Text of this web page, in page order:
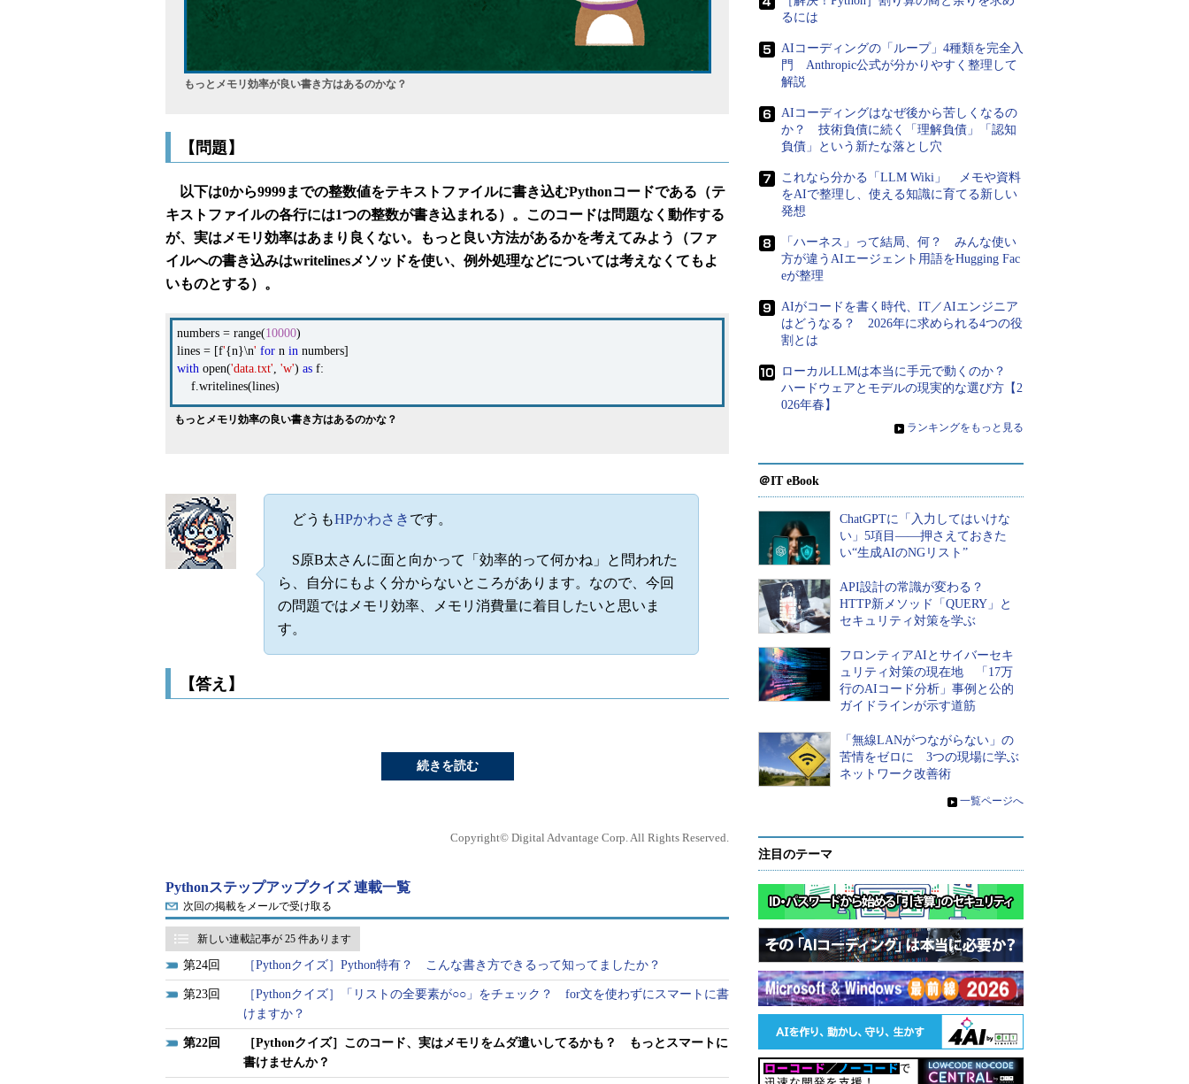
もっとメモリ効率が良い書き方はあるのかな？
【問題】
以下は0から9999までの整数値をテキストファイルに書き込むPythonコードである（テ
キストファイルの各行には1つの整数が書き込まれる）。このコードは問題なく動作する
が、実はメモリ効率はあまり良くない。もっと良い方法があるかを考えてみよう（ファ
イルへの書き込みはwritelinesメソッドを使い、例外処理などについては考えなくてもよ
いものとする）。
numbers = range(10000)
lines = [f'{n}\n' for n in numbers]
with open('data.txt', 'w') as f:
f.writelines(lines)
もっとメモリ効率の良い書き方はあるのかな？
どうもHPかわさき です。
S原B太さんに面と向かって「効率的って何かね」と問われた
ら、自分にもよく分からないところがあります。なので、今回
の問題ではメモリ効率、メモリ消費量に着目したいと思いま
す。
【答え】
続きを読む
Copyright© Digital Advantage Corp. All Rights Reserved.
Pythonステップアップクイズ 連載一覧
次回の掲載をメールで受け取る
新しい連載記事が 25 件あります
24 ［Pythonクイズ］Python特有？ こんな書き方できるって知ってましたか？
23
［Pythonクイズ］「リストの全要素が○○」をチェック？ for文を使わずにスマートに書
けますか？
22
［Pythonクイズ］このコード、実はメモリをムダ遣いしてるかも？ もっとスマートに
書けませんか？
るには
AIコーディングの「ループ」4種類を完全入
門 Anthropic公式が分かりやすく整理して
解説
AIコーディングはなぜ後から苦しくなるの
か？ 技術負債に続く「理解負債」「認知
負債」という新たな落とし穴
これなら分かる「LLM Wiki」 メモや資料
をAIで整理し、使える知識に育てる新しい
発想
「ハーネス」って結局、何？ みんな使い
方が違うAIエージェント用語をHugging Fac
eが整理
AIがコードを書く時代、IT／AIエンジニア
はどうなる？ 2026年に求められる4つの役
割とは
ローカルLLMは本当に手元で動くのか？
ハードウェアとモデルの現実的な選び方【2
026年春】
» ランキングをもっと見る
＠IT eBook
ChatGPTに「入力してはいけな
い」5項目――押さえておきた
い“生成AIのNGリスト”
API設計の常識が変わる？
HTTP新メソッド「QUERY」と
セキュリティ対策を学ぶ
フロンティアAIとサイバーセキ
ュリティ対策の現在地 「17万
行のAIコード分析」事例と公的
ガイドラインが示す道筋
「無線LANがつながらない」の
苦情をゼロに 3つの現場に学ぶ
ネットワーク改善術
» 一覧ページへ
注目のテーマ